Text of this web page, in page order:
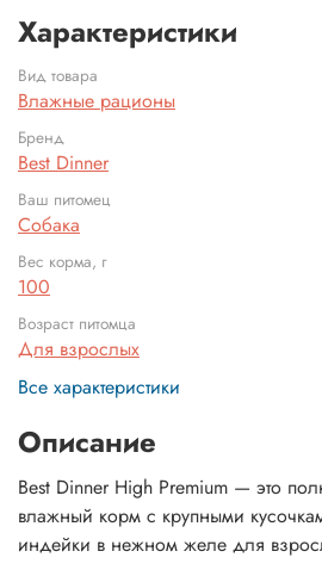
Характеристики
Вид товара
Влажные рационы
Бренд
Best Dinner
Ваш питомец
Собака
Вес корма, г
100
Возраст питомца
Для взрослых
Все характеристики
Описание
Best Dinner High Premium — это
влажный корм с крупными
индейки в нежном желе для